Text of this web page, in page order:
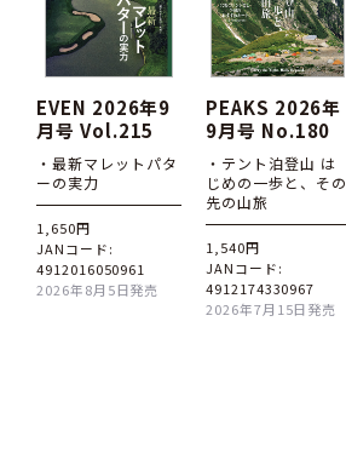
EVEN 2026年9
月号 Vol.215
・最新マレットパタ
ーの実力
1,650円
JANコード:
4912016050961
2026年8月5日発売
PEAKS 2026年
9月号 No.180
・テント泊登山 は
じめの一歩と、その
先の山旅
1,540円
JANコード:
4912174330967
2026年7月15日発売